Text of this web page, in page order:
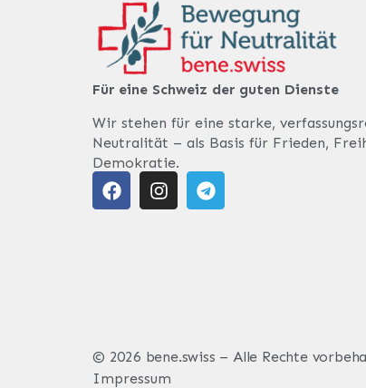
Für eine Schweiz der guten Dienste
Wir stehen für eine starke,
Neutralität – als Basis für Frieden,
Demokratie.
© 2026 bene.swiss – Alle Rechte
Impressum